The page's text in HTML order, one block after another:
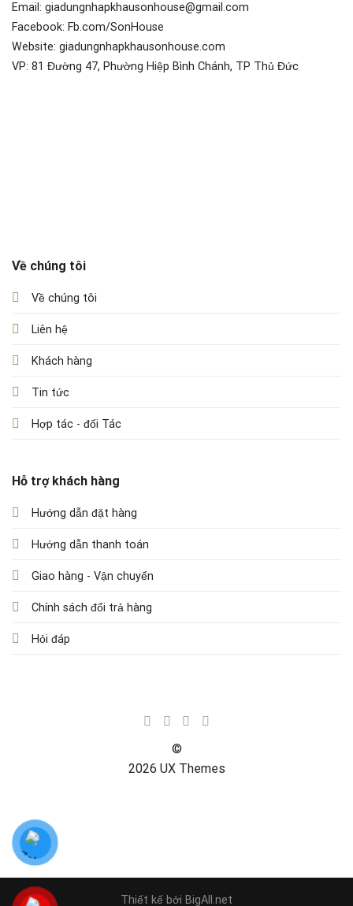
Email: giadungnhapkhausonhouse@gmail.com
Facebook: Fb.com/SonHouse
Website: giadungnhapkhausonhouse.com
VP: 81 Đường 47, Phường Hiệp Bình Chánh, TP Thủ Đức
Về chúng tôi
Về chúng tôi
Liên hệ
Khách hàng
Tin tức
Hợp tác - đối Tác
Hỗ trợ khách hàng
Hướng dẫn đặt hàng
Hướng dẫn thanh toán
Giao hàng - Vận chuyển
Chính sách đổi trả hàng
Hỏi đáp
©
2026 UX Themes
Thiết kế bởi BigAll.net